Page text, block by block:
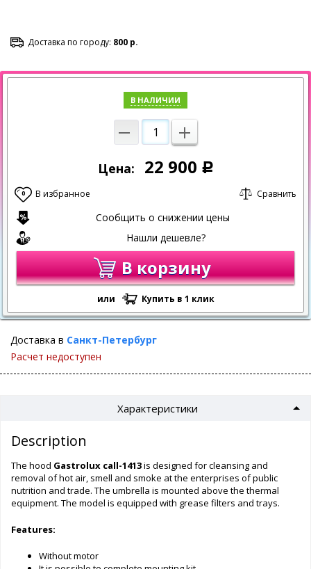
Доставка по городу: 800 р.
В НАЛИЧИИ
Цена: 22 900 Р
0 В избранное Сравнить
Сообщить о снижении цены
Нашли дешевле?
В корзину
или Купить в 1 клик
Доставка в Санкт-Петербург
Расчет недоступен
Характеристики
Description
The hood Gastrolux call-1413is designed for cleansing and
removal of hot air, smell and smoke at the enterprises of public
nutrition and trade. The umbrella is mounted above the thermal
equipment. The model is equipped with grease filters and trays.
Features:
Without motor